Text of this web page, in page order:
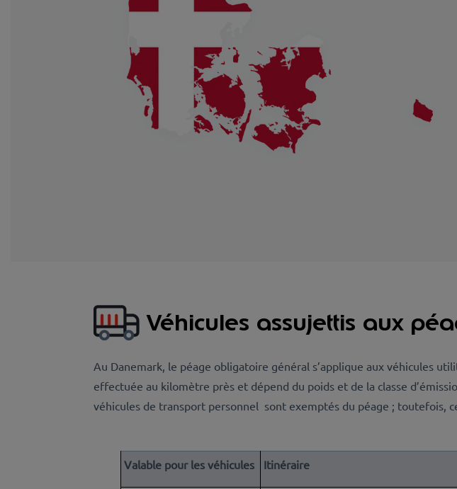
Véhicules assujettis aux
Au Danemark, le péage obligatoire général s’applique aux véhicules
effectuée au kilomètre près et dépend du poids et de la classe
véhicules de transport personnel sont exemptés du péage ; toutefois,
Valable pour les véhicules Itinéraire